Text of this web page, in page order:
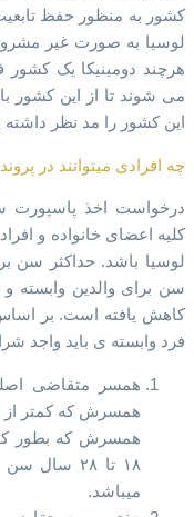
کشور به منظور حفظ
لوسیا به صورت غیر
هرچند دومینیکا یک
می شوند تا از این کشور
این کشور را مد نظر داشته
چه افرادی میتوانند در
درخواست اخذ پاسپورت
کلیه اعضای خانواده و
کاهش یافته است. بر اساس
فرد وابسته ی باید واجد
همسر متقاضی
همسرش که بطور
میباشد.